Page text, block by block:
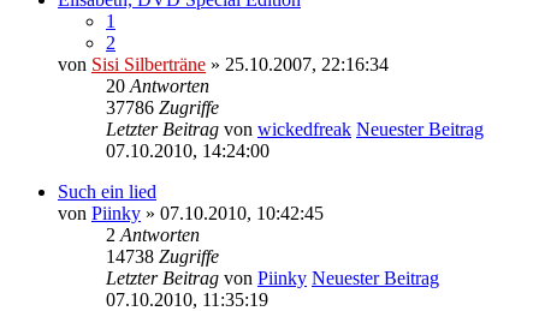
1
2
von Sisi Silberträne » 25.10.2007, 22:16:34
20 Antworten
37786 Zugriffe
Letzter Beitrag von wickedfreak Neuester Beitrag
07.10.2010, 14:24:00
Such ein lied
von Piinky » 07.10.2010, 10:42:45
2 Antworten
14738 Zugriffe
Letzter Beitrag von Piinky Neuester Beitrag
07.10.2010, 11:35:19